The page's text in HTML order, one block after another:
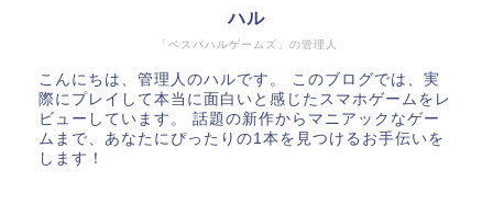
「ベスパハルゲームズ」の管理人
ハル
こんにちは、管理人のハルです。 このブログでは、実
際にプレイして本当に面白いと感じたスマホゲームをレ
ビューしています。 話題の新作からマニアックなゲー
ムまで、あなたにぴったりの1本を見つけるお手伝いを
します！